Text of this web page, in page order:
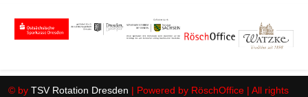
© by TSV Rotation Dresden | Powered by RöschOffice | All rights